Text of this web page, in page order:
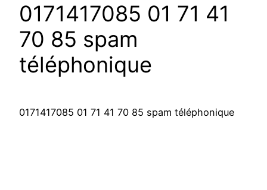
0171417085 01 71 41
70 85 spam
téléphonique
0171417085 01 71 41 70 85 spam téléphonique